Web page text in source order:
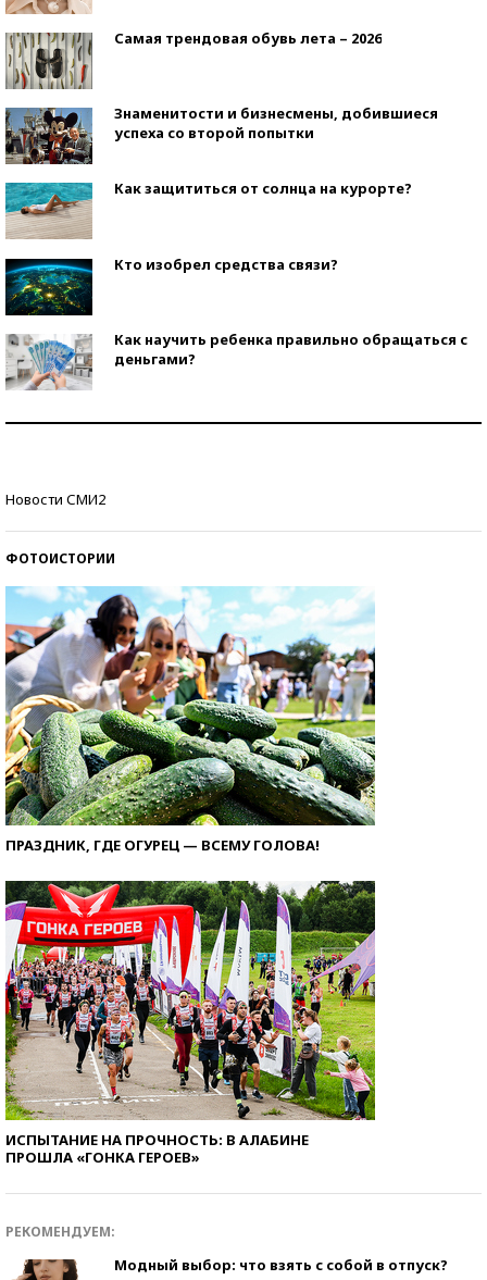
Самая трендовая обувь лета – 2026
Знаменитости и бизнесмены, добившиеся
успеха со второй попытки
Как защититься от солнца на курорте?
Кто изобрел средства связи?
Как научить ребенка правильно обращаться с
деньгами?
Новости СМИ2
ФОТОИСТОРИИ
ПРАЗДНИК, ГДЕ ОГУРЕЦ — ВСЕМУ ГОЛОВА!
ИСПЫТАНИЕ НА ПРОЧНОСТЬ: В АЛАБИНЕ
ПРОШЛА «ГОНКА ГЕРОЕВ»
РЕКОМЕНДУЕМ:
Модный выбор: что взять с собой в отпуск?